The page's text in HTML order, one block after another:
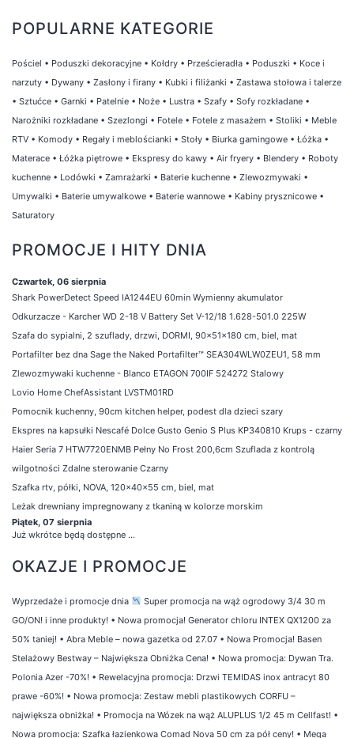
POPULARNE KATEGORIE
Pościel • Poduszki dekoracyjne • Kołdry • Prześcieradła • Poduszki • Koce i
narzuty • Dywany • Zasłony i firany • Kubki i filiżanki • Zastawa stołowa i talerze
• Sztućce • Garnki • Patelnie • Noże • Lustra • Szafy • Sofy rozkładane •
Narożniki rozkładane • Szezlongi • Fotele • Fotele z masażem • Stoliki • Meble
RTV • Komody • Regały i meblościanki • Stoły • Biurka gamingowe • Łóżka •
Materace • Łóżka piętrowe • Ekspresy do kawy • Air fryery • Blendery • Roboty
kuchenne • Lodówki • Zamrażarki • Baterie kuchenne • Zlewozmywaki •
Umywalki • Baterie umywalkowe • Baterie wannowe • Kabiny prysznicowe •
Saturatory
PROMOCJE I HITY DNIA
Czwartek, 06 sierpnia
Shark PowerDetect Speed IA1244EU 60min Wymienny akumulator
Odkurzacze - Karcher WD 2-18 V Battery Set V-12/18 1.628-501.0 225W
Szafa do sypialni, 2 szuflady, drzwi, DORMI, 90x51x180 cm, biel, mat
Portafilter bez dna Sage the Naked Portafilter™ SEA304WLW0ZEU1, 58 mm
Zlewozmywaki kuchenne - Blanco ETAGON 700IF 524272 Stalowy
Lovio Home ChefAssistant LVSTM01RD
Pomocnik kuchenny, 90cm kitchen helper, podest dla dzieci szary
Ekspres na kapsułki Nescafé Dolce Gusto Genio S Plus KP340810 Krups - czarny
Haier Seria 7 HTW7720ENMB Pełny No Frost 200,6cm Szuflada z kontrolą
wilgotności Zdalne sterowanie Czarny
Szafka rtv, półki, NOVA, 120x40x55 cm, biel, mat
Leżak drewniany impregnowany z tkaniną w kolorze morskim
Piątek, 07 sierpnia
Już wkrótce będą dostępne ...
OKAZJE I PROMOCJE
Wyprzedaże i promocje dnia
Super promocja na wąż ogrodowy 3/4 30 m
GO/ON! i inne produkty! • Nowa promocja! Generator chloru INTEX QX1200 za
50% taniej! • Abra Meble – nowa gazetka od 27.07 • Nowa Promocja! Basen
Stelażowy Bestway – Największa Obniżka Cena! • Nowa promocja: Dywan Tra.
Polonia Azer -70%! • Rewelacyjna promocja: Drzwi TEMIDAS inox antracyt 80
prawe -60%! • Nowa promocja: Zestaw mebli plastikowych CORFU –
największa obniżka! • Promocja na Wózek na wąż ALUPLUS 1/2 45 m Cellfast! •
Nowa promocja: Szafka łazienkowa Comad Nova 50 cm za pół ceny! • Mega